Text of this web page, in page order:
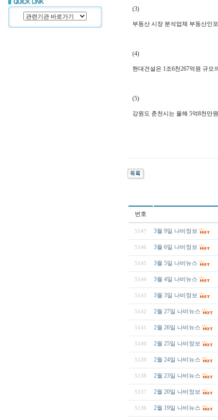
(3)
부동산 시장 분석업체 부동산인
(4)
현대건설은 1조6천267억원 규
(5)
강원도 춘천시는 올해 5억8천만
번호
5147 3월 9일 나비정보
5146 3월 6일 나비정보
5145 3월 5일 나비뉴스
5144 3월 4일 나비뉴스
5143 3월 3일 나비정보
5142 2월 27일 나비뉴스
5141 2월 26일 나비뉴스
5140 2월 25일 나비정보
5139 2월 24일 나비뉴스
5138 2월 23일 나비뉴스
5137 2월 20일 나비정보
5136 2월 19일 나비뉴스